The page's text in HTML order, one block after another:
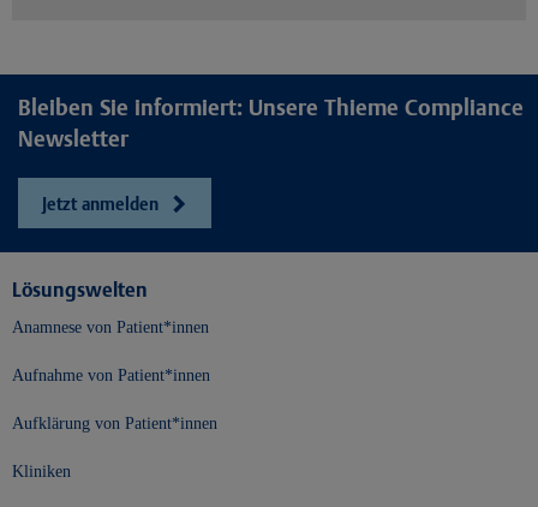
Bleiben Sie informiert: Unsere Thieme Compliance
Newsletter
Jetzt anmelden
Lösungswelten
Anamnese von Patient*innen
Aufnahme von Patient*innen
Aufklärung von Patient*innen
Kliniken